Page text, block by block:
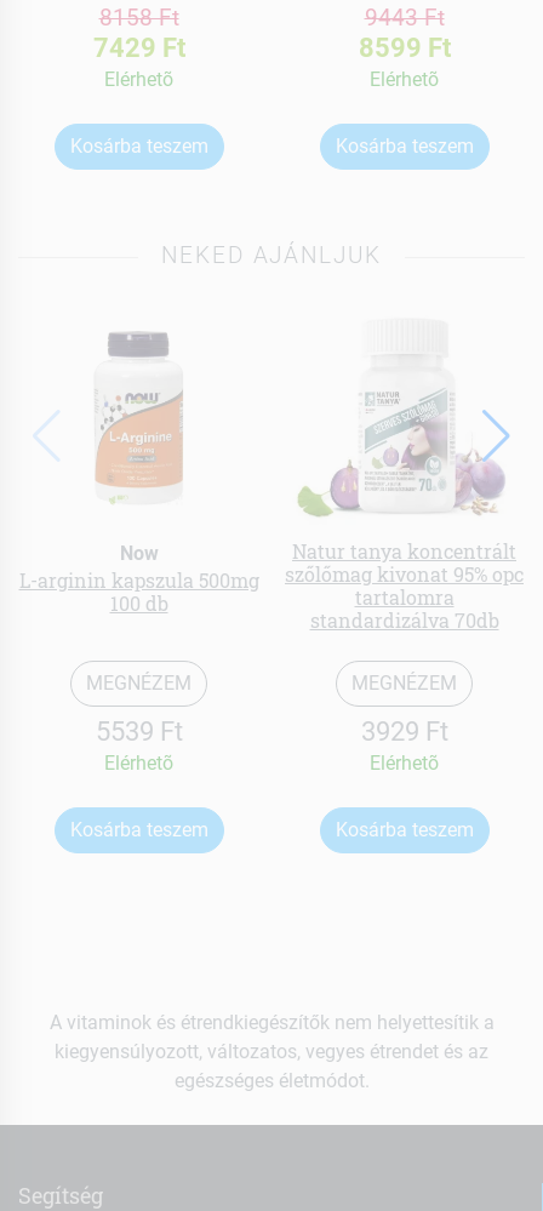
8158 Ft
7429 Ft
Elérhetõ
Kosárba teszem
9443 Ft
8599 Ft
Elérhetõ
Kosárba teszem
NEKED AJÁNLJUK
Now
L-arginin kapszula 500mg
100 db
MEGNÉZEM
5539 Ft
Elérhetõ
Kosárba teszem
Natur tanya koncentrált
szőlőmag kivonat 95% opc
tartalomra
standardizálva 70db
MEGNÉZEM
3929 Ft
Elérhetõ
Kosárba teszem
A vitaminok és étrendkiegészítők nem helyettesítik a
kiegyensúlyozott, változatos, vegyes étrendet és az
egészséges életmódot.
Segítség